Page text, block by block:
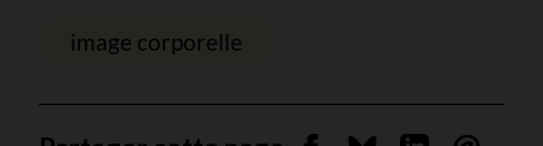
image corporelle